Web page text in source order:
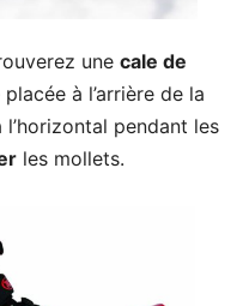
une cale de
à l’arrière de la
pendant les
les mollets.